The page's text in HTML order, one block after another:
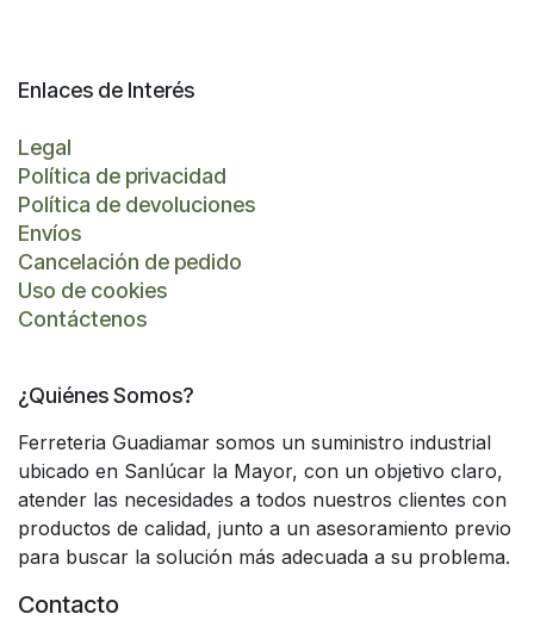
Enlaces de Interés
Legal
Política de privacidad
Política de devoluciones
Envíos
Cancelación de pedido
Uso de cookies
Contáctenos
¿Quiénes Somos?
Ferreteria Guadiamar somos un suministro industrial
ubicado en Sanlúcar la Mayor, con un objetivo claro,
atender las necesidades a todos nuestros clientes con
productos de calidad, junto a un asesoramiento previo
para buscar la solución más adecuada a su problema.
Contacto